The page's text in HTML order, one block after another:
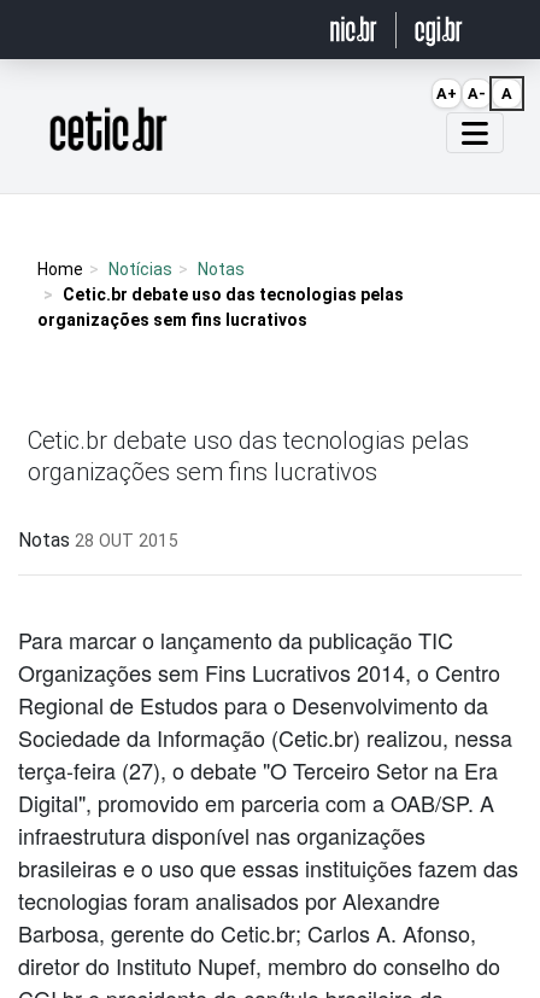
Página inicial
Home Notícias
Notas
Cetic.br debate uso das tecnologias pelas
organizações sem fins lucrativos
Cetic.br debate uso das tecnologias pelas
organizações sem fins lucrativos
Notas 28 OUT 2015
Para marcar o lançamento da publicação TIC
Organizações sem Fins Lucrativos 2014, o Centro
Regional de Estudos para o Desenvolvimento da
Sociedade da Informação (Cetic.br) realizou, nessa
terça-feira (27), o debate "O Terceiro Setor na Era
Digital", promovido em parceria com a OAB/SP. A
infraestrutura disponível nas organizações
brasileiras e o uso que essas instituições fazem das
tecnologias foram analisados por Alexandre
Barbosa, gerente do Cetic.br; Carlos A. Afonso,
diretor do Instituto Nupef, membro do conselho do
A+ A- A